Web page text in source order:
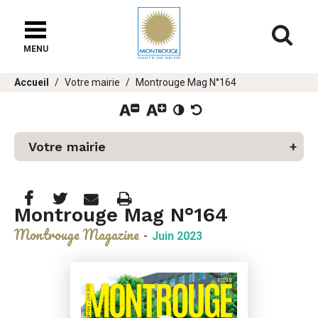
chat
MENU
Vous
Accueil Votre mairie Montrouge Mag N°164
Votre mairie
Partager
cette
Facebook
Partager
cette
sur
Twitter
Partager
cette
par
e-
Imprimer
Montrouge Mag N°164
Montrouge Magazine - Juin 2023